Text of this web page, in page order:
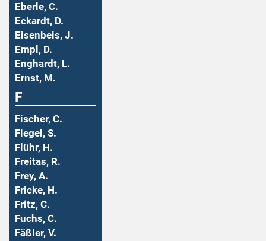
Eberle, C.
Eckardt, D.
Eisenbeis, J.
Empl, D.
Enghardt, L.
Ernst, M.
F
Fischer, C.
Flegel, S.
Flühr, H.
Freitas, R.
Frey, A.
Fricke, H.
Fritz, C.
Fuchs, C.
Fäßler, V.